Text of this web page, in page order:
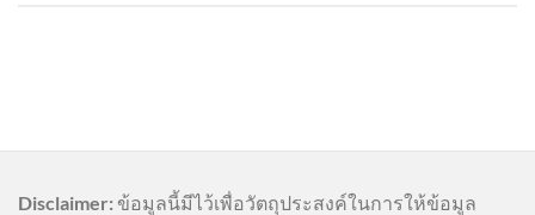
Disclaimer: ข้อมูลนี้มีไว้เพื่อวัตถุประสงค์ในการให้ข้อมูล